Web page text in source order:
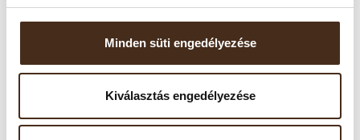
Minden süti engedélyezése
Kiválasztás engedélyezése
Kiszerelés:1 kg
Származási ország/régió:Olaszország (különböző
eredetű kávészemekből összeállított keverék)
zárható tárolóban ajánlott tartani.